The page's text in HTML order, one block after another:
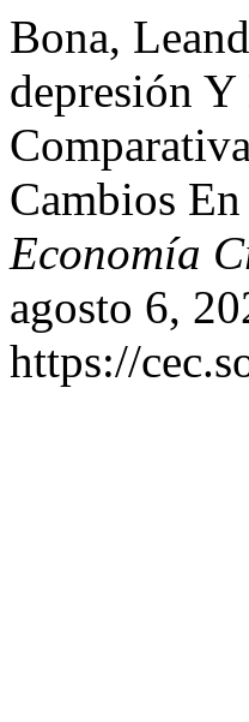
Bona,
depresión
Cambios
Economía
agosto 6,
https://